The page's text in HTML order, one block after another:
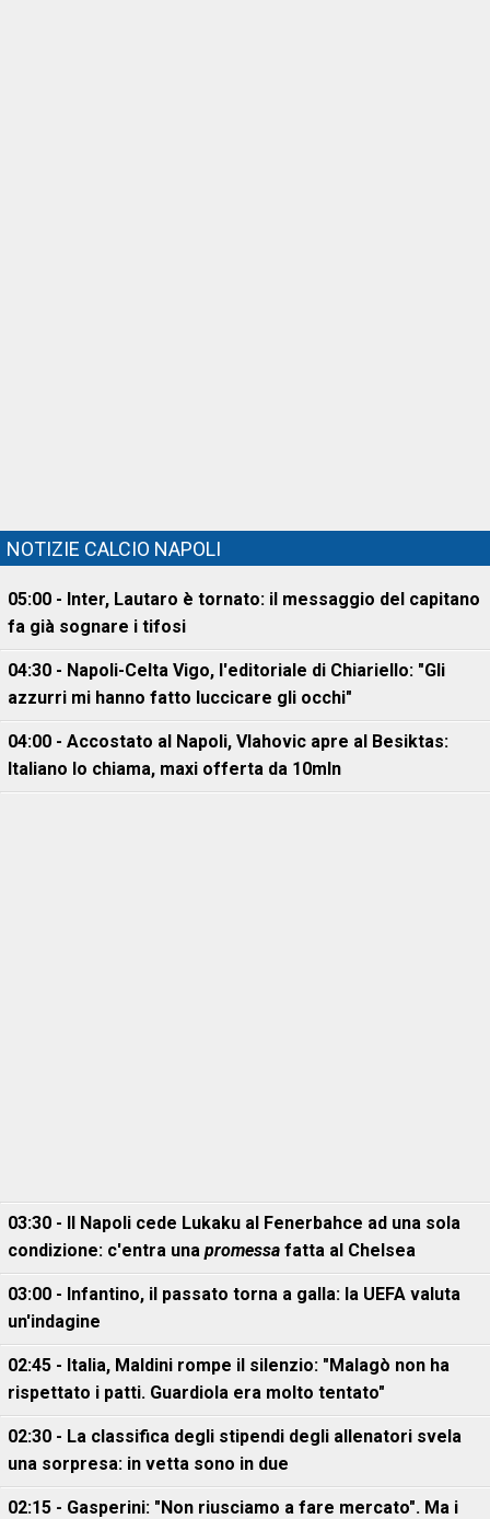
NOTIZIE CALCIO NAPOLI
05:00 - Inter, Lautaro è tornato: il messaggio del capitano
fa già sognare i tifosi
04:30 - Napoli-Celta Vigo, l'editoriale di Chiariello: "Gli
azzurri mi hanno fatto luccicare gli occhi"
04:00 - Accostato al Napoli, Vlahovic apre al Besiktas:
Italiano lo chiama, maxi offerta da 10mln
03:30 - Il Napoli cede Lukaku al Fenerbahce ad una sola
condizione: c'entra una promessa fatta al Chelsea
03:00 - Infantino, il passato torna a galla: la UEFA valuta
un'indagine
02:45 - Italia, Maldini rompe il silenzio: "Malagò non ha
rispettato i patti. Guardiola era molto tentato"
02:30 - La classifica degli stipendi degli allenatori svela
una sorpresa: in vetta sono in due
02:15 - Gasperini: "Non riusciamo a fare mercato". Ma i